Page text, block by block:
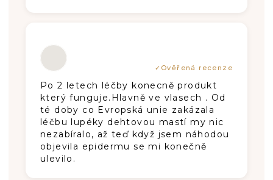
Po 2 letech léčby konecně produkt
který funguje.Hlavně ve vlasech . Od
té doby co Evropská unie zakázala
léčbu lupéky dehtovou mastí my nic
nezabíralo, až teď když jsem náhodou
objevila epidermu se mi konečně
ulevilo.